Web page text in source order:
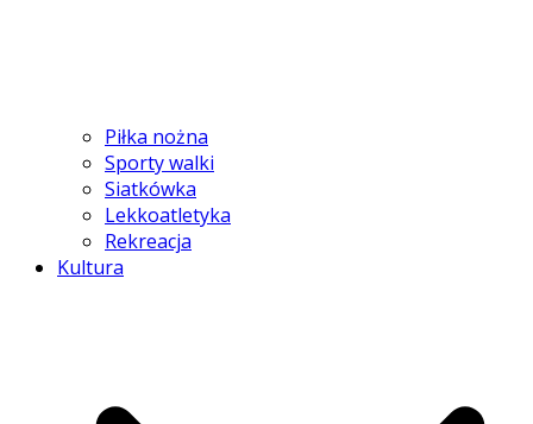
Piłka nożna
Sporty walki
Siatkówka
Lekkoatletyka
Rekreacja
Kultura